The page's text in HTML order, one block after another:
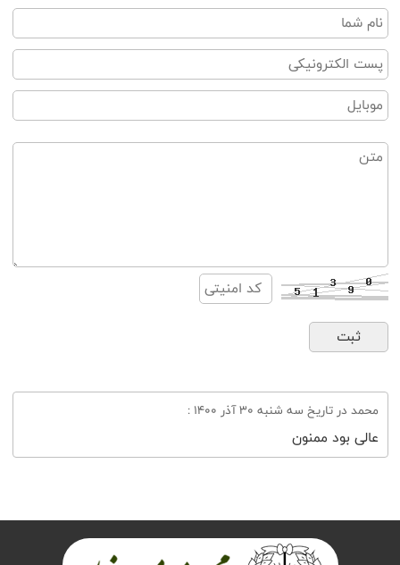
محمد در تاریخ سه شنبه ۳۰ آذر ۱۴۰۰ :
عالی بود ممنون